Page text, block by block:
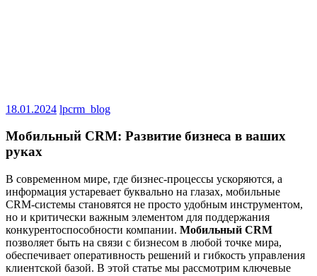
18.01.2024 lpcrm_blog
Мобильный CRM: Развитие бизнеса в ваших
руках
В современном мире, где бизнес-процессы ускоряются, а
информация устаревает буквально на глазах, мобильные
CRM-системы становятся не просто удобным инструментом,
но и критически важным элементом для поддержания
конкурентоспособности компании. Мобильный CRM
позволяет быть на связи с бизнесом в любой точке мира,
обеспечивает оперативность решений и гибкость управления
клиентской базой. В этой статье мы рассмотрим ключевые